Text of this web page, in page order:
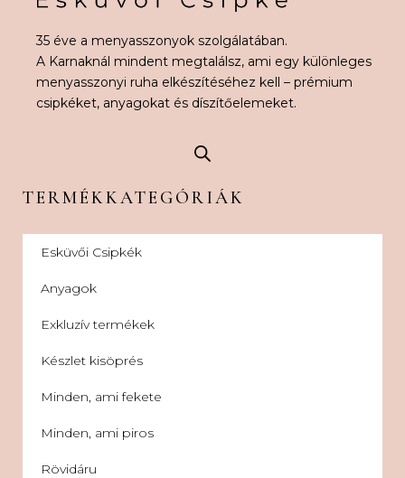
35 éve a menyasszonyok szolgálatában.
A Karnaknál mindent megtalálsz, ami egy különleges
menyasszonyi ruha elkészítéséhez kell – prémium
csipkéket, anyagokat és díszítőelemeket.
TERMÉKKATEGÓRIÁK
Esküvői Csipkék
Anyagok
Exkluzív termékek
Készlet kisöprés
Minden, ami fekete
Minden, ami piros
Rövidáru